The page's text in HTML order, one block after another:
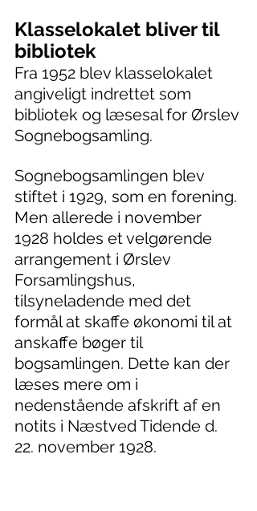
Klasselokalet bliver til
bibliotek
Fra 1952 blev klasselokalet
angiveligt indrettet som
bibliotek og læsesal for Ørslev
Sognebogsamling.
Sognebogsamlingen blev
stiftet i 1929, som en forening.
Men allerede i november
1928 holdes et velgørende
arrangement i Ørslev
Forsamlingshus,
tilsyneladende med det
formål at skaffe økonomi til at
anskaffe bøger til
bogsamlingen. Dette kan der
læses mere om i
nedenstående afskrift af en
notits i Næstved Tidende d.
22. november 1928.